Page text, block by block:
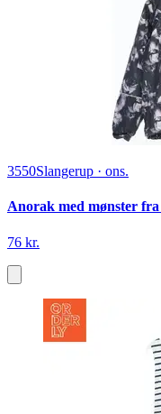
3550Slangerup · ons.
Anorak med mønster
76 kr.